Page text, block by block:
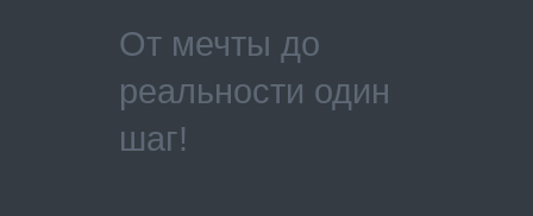
От мечты до
реальности один
шаг!